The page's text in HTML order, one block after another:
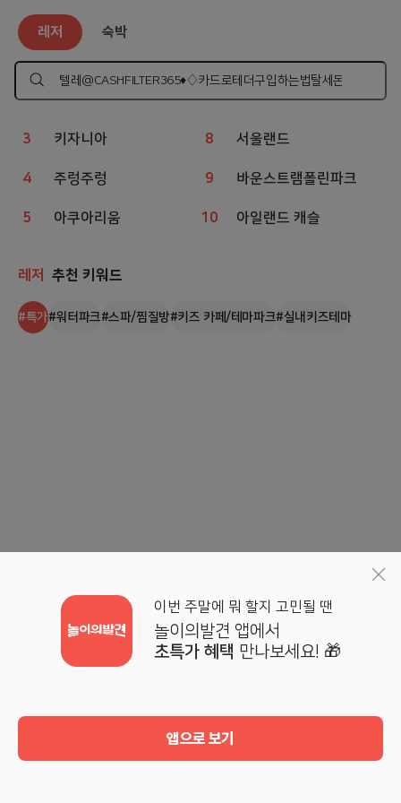
이번 주말에 뭐 할지 고민될 땐
놀이의발견 앱에서
초특가 혜택 만나보세요! 🎁
앱으로 보기
레저 숙박
하
레저 인기 검색어
1 웨이브파크
2 챔피언
3 키자니아
4 주렁주렁
5 아쿠아리움
6 상상체험 키즈월드
7 볼베어파크
8 서울랜드
9 바운스트램폴린파크
10 아일랜드 캐슬
레저 추천 키워드
#특가#워터파크#스파/찜질방#키즈 카페/테마파크#실내키즈테마